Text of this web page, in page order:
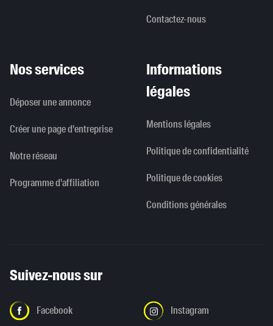
Contactez-nous
Nos services
Déposer une annonce
Créer une page d'entreprise
Notre réseau
Programme d'affiliation
Informations
légales
Mentions légales
Politique de confidentialité
Politique de cookies
Conditions générales
Suivez-nous sur
Facebook Instagram